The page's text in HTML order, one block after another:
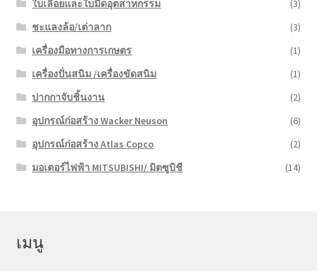
ใบเลื่อยและใบมีดอุตสาหกรรม
(3)
ชะแลงล้อ/เต่าลาก
(3)
เครื่องมือทางการเกษตร
(1)
เครื่องปั่นสนิม /เครื่องขัดสนิม
(1)
ปากกาจับชิ้นงาน
(2)
อุปกรณ์ก่อสร้าง Wacker Neuson
(6)
อุปกรณ์ก่อสร้าง Atlas Copco
(2)
มอเตอร์ไฟฟ้า MITSUBISHI/ มิตซูบิชี
(14)
เมนู